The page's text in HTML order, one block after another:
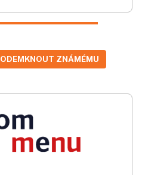
ODEMKNOUT ZNÁMÉMU